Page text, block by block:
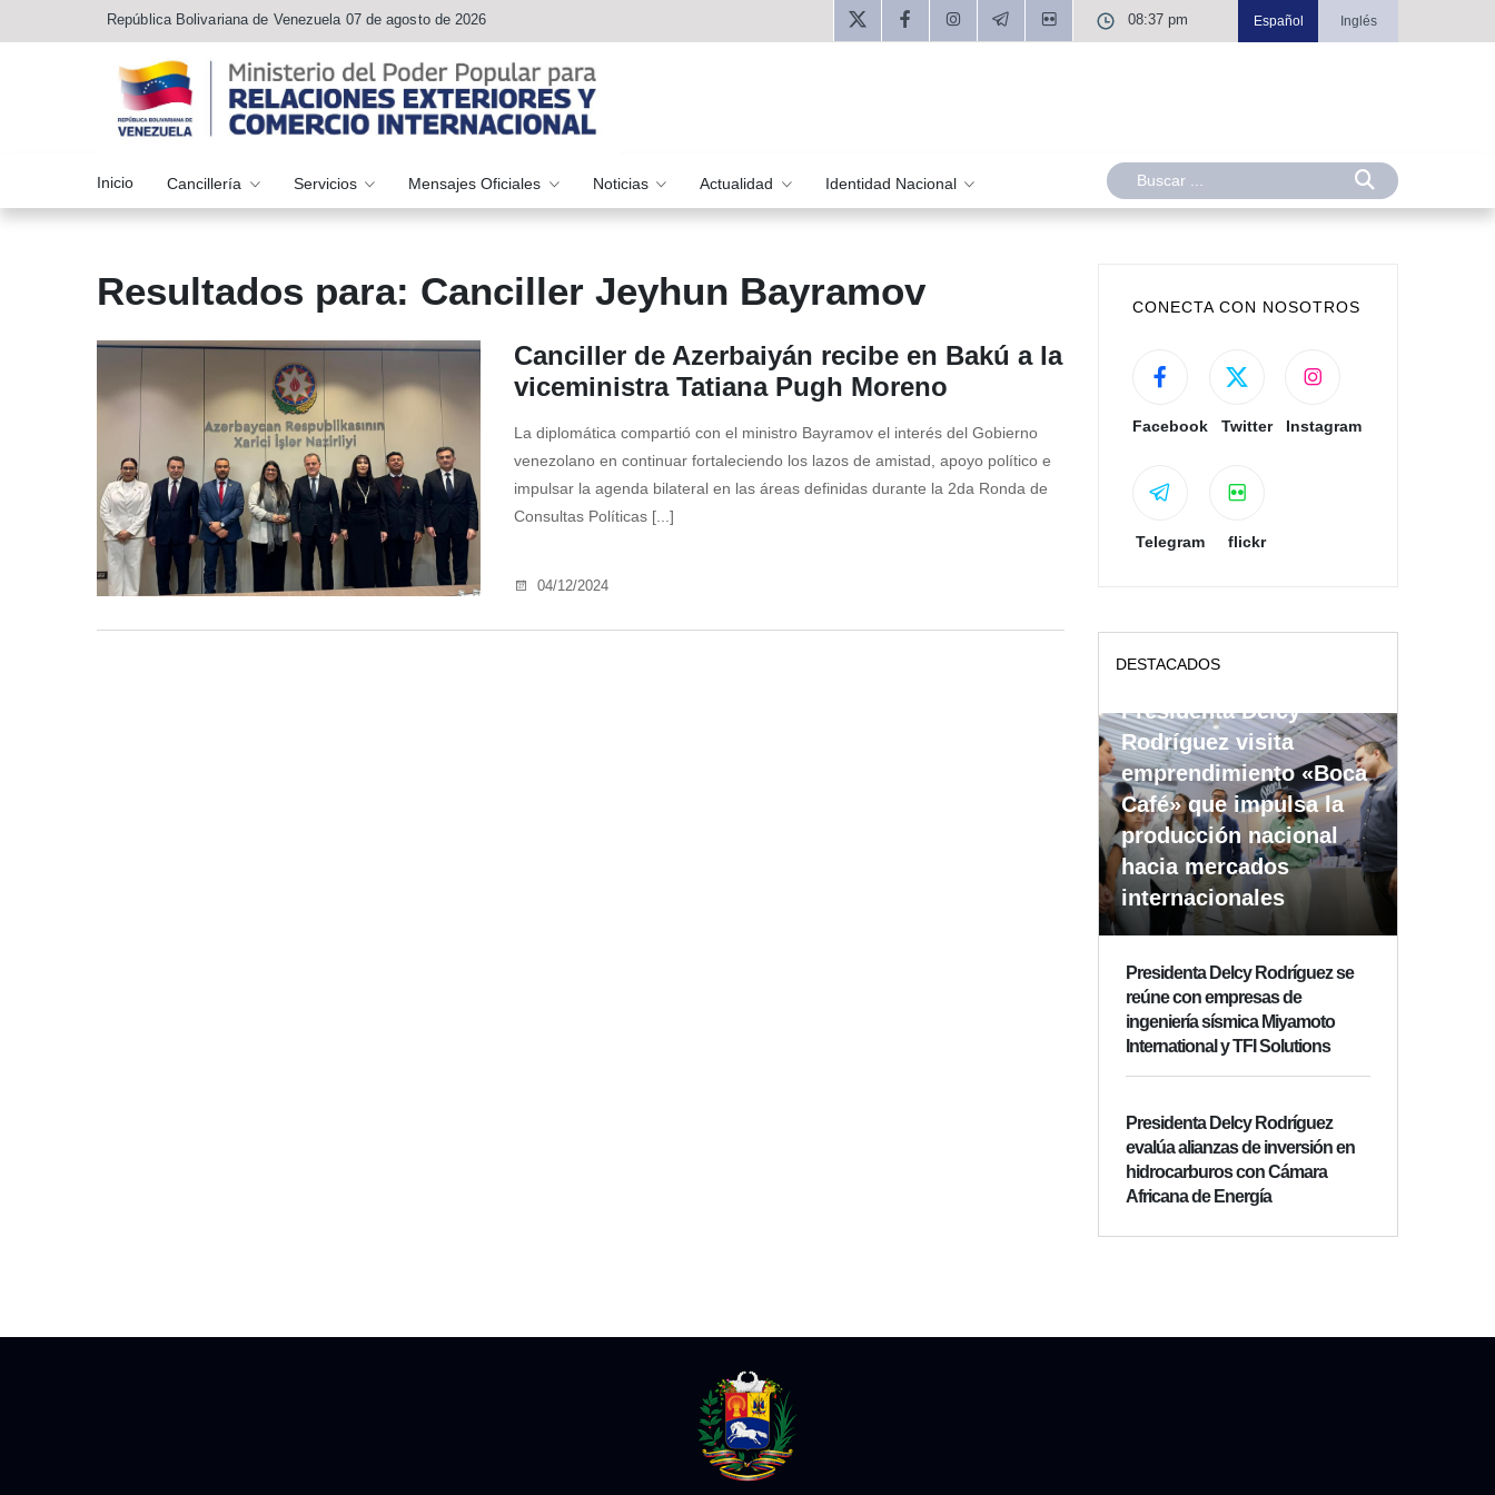
República Bolivariana de Venezuela 07 de agosto de 2026 08:37 pm Español Inglés
Inicio Cancillería Servicios Mensajes Oficiales Noticias Actualidad Identidad Nacional
Resultados para: Canciller Jeyhun Bayramov
Canciller de Azerbaiyán recibe en Bakú a la
viceministra Tatiana Pugh Moreno
La diplomática compartió con el ministro Bayramov el interés del Gobierno
venezolano en continuar fortaleciendo los lazos de amistad, apoyo político e
impulsar la agenda bilateral en las áreas definidas durante la 2da Ronda de
Consultas Políticas [...]
04/12/2024
CONECTA CON NOSOTROS
Facebook Twitter Instagram
Telegram flickr
DESTACADOS
Presidenta Delcy
Rodríguez visita
emprendimiento «Boca
Café» que impulsa la
producción nacional
hacia mercados
internacionales
Presidenta Delcy Rodríguez se
reúne con empresas de
ingeniería sísmica Miyamoto
International y TFI Solutions
Presidenta Delcy Rodríguez
evalúa alianzas de inversión en
hidrocarburos con Cámara
Africana de Energía